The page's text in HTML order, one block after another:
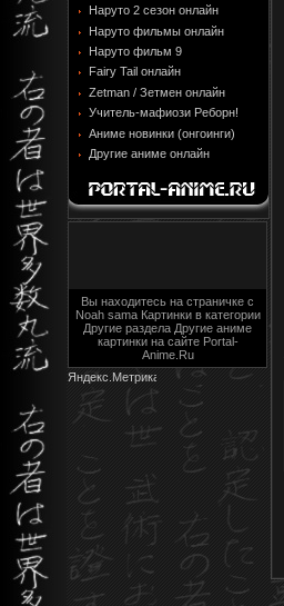
Наруто 2 сезон онлайн
Наруто фильмы онлайн
Наруто фильм 9
Fairy Tail онлайн
Zetman / Зетмен онлайн
Учитель-мафиози Реборн!
Аниме новинки (онгоинги)
Другие аниме онлайн
Вы находитесь на страничке с
Noah sama Картинки в категории
Другие раздела Другие аниме
картинки на сайте Portal-
Anime.Ru